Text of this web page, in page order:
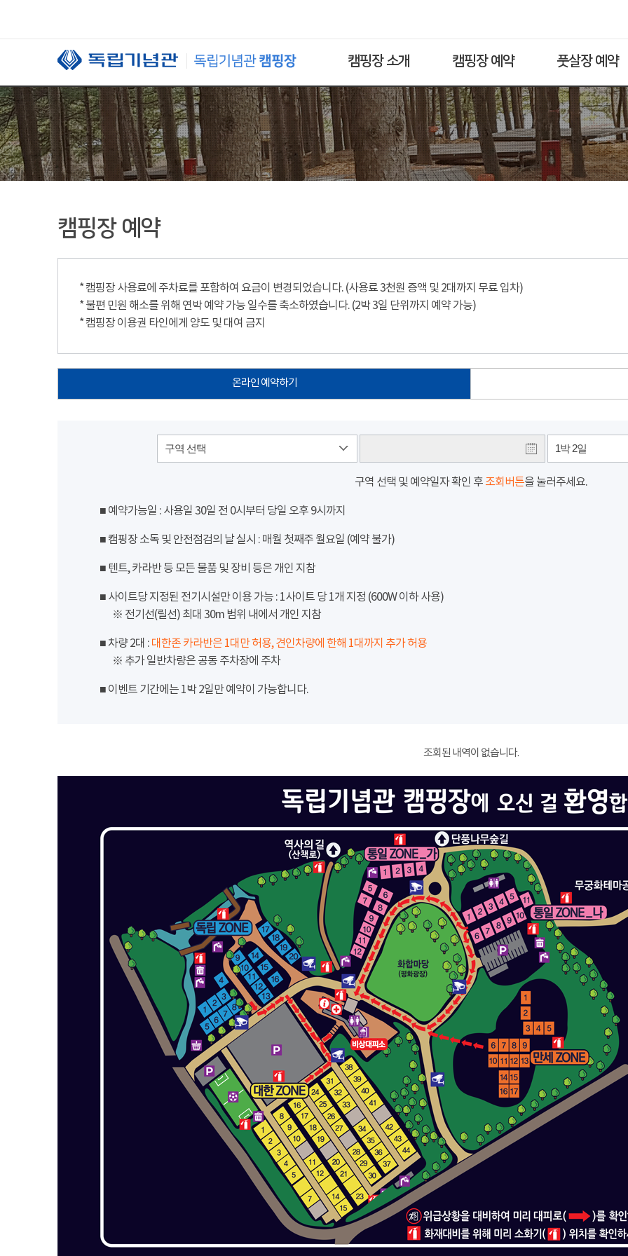
캠핑장 소개 캠핑장 예약 풋살장 예약
캠핑장 예약
* 캠핑장 사용료에 주차료를 포함하여 요금이 변경되었습니다. (사용료 3천원 증액 및 2대까지 무료 입차)
* 불편 민원 해소를 위해 연박 예약 가능 일수를 축소하였습니다. (2박 3일 단위까지 예약 가능)
* 캠핑장 이용권 타인에게 양도 및 대여 금지
온라인 예약하기
구역 선택 1박 2일
구역 선택 및 예약일자 확인 후 조회버튼을 눌러주세요.
■ 예약가능일 : 사용일 30일 전 0시부터 당일 오후 9시까지
■ 캠핑장 소독 및 안전점검의 날 실시 : 매월 첫째주 월요일 (예약 불가)
■ 텐트, 카라반 등 모든 물품 및 장비 등은 개인 지참
■ 사이트당 지정된 전기시설만 이용 가능 : 1사이트 당 1개 지정 (600W 이하 사용)
※ 전기선(릴선) 최대 30m 범위 내에서 개인 지참
■ 차량 2대 : 대한존 카라반은 1대만 허용, 견인차량에 한해 1대까지 추가 허용
※ 추가 일반차량은 공동 주차장에 주차
■ 이벤트 기간에는 1박 2일만 예약이 가능합니다.
조회된 내역이 없습니다.